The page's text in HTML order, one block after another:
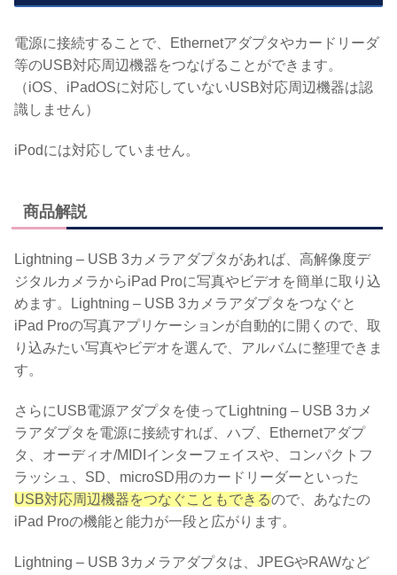
電源に接続することで、Ethernetアダプタやカードリーダ
等のUSB対応周辺機器をつなげることができます。
（iOS、iPadOSに対応していないUSB対応周辺機器は認
識しません）
iPodには対応していません。
商品解説
Lightning – USB 3カメラアダプタがあれば、高解像度デ
ジタルカメラからiPad Proに写真やビデオを簡単に取り込
めます。Lightning – USB 3カメラアダプタをつなぐと
iPad Proの写真アプリケーションが自動的に開くので、取
り込みたい写真やビデオを選んで、アルバムに整理できま
す。
さらにUSB電源アダプタを使ってLightning – USB 3カメ
ラアダプタを電源に接続すれば、ハブ、Ethernetアダプ
タ、オーディオ/MIDIインターフェイスや、コンパクトフ
ラッシュ、SD、microSD用のカードリーダーといった
USB対応周辺機器をつなぐこともできるので、あなたの
iPad Proの機能と能力が一段と広がります。
Lightning – USB 3カメラアダプタは、JPEGやRAWなど